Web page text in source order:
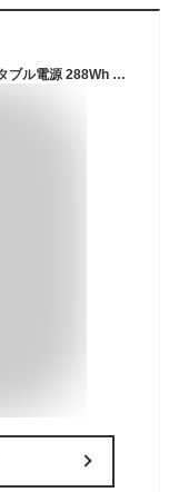
Anker Solix C300 Portable Power Station ポータブル電源 288Wh 小型軽量 1.1時間満充電 高出力AC ストラップ付属 リン酸鉄 蓄電池 ポータブルバッテリー ソーラーパネル対応 キャンプ アウトドア 車中泊 停